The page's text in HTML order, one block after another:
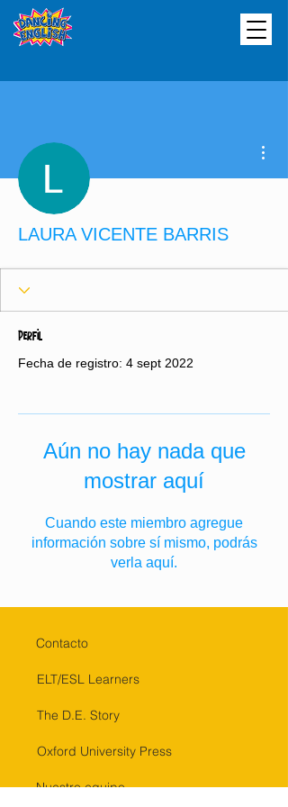
LAURA VICENTE BARRIS
Perfil
Fecha de registro: 4 sept 2022
Aún no hay nada que
mostrar aquí
Cuando este miembro agregue
información sobre sí mismo, podrás
verla aquí.
Contacto
ELT/ESL Learners
The D.E. Story
Oxford University Press
Nuestro equipo